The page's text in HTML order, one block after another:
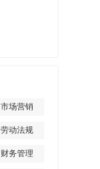
市场营销
劳动法规
财务管理